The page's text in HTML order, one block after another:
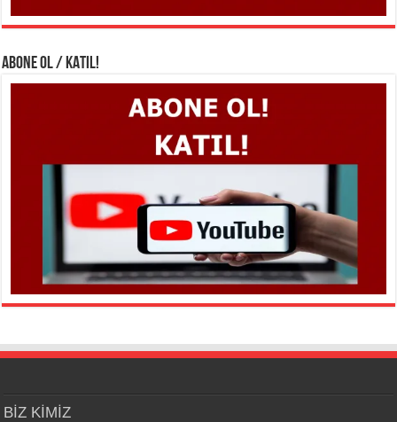
ABONE OL / KATIL!
BİZ KİMİZ